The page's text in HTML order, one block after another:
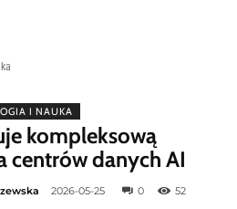
I NAUKA
kompleksową
centrów danych AI
2026-05-25 0 52